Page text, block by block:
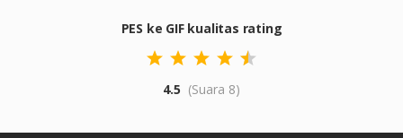
PES ke GIF kualitas rating
4.5 (Suara 8)